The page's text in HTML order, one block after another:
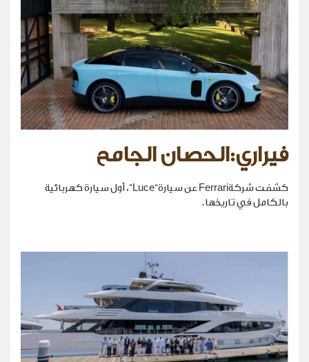
فيراري:الحصان الجامح
كشفت شركةFerrari عن سيارة“Luce”، أول سيارة كهربائية
بالكامل في تاريخها.